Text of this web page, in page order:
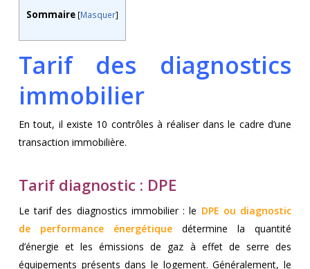
Sommaire [Masquer]
Tarif des diagnostics
immobilier
En tout, il existe 10 contrôles à réaliser dans le cadre d’une
transaction immobilière.
Tarif diagnostic : DPE
Le tarif des diagnostics immobilier : le DPE ou diagnostic
de performance énergétiquedétermine la quantité
d’énergie et les émissions de gaz à effet de serre des
équipements présents dans le logement. Généralement, le